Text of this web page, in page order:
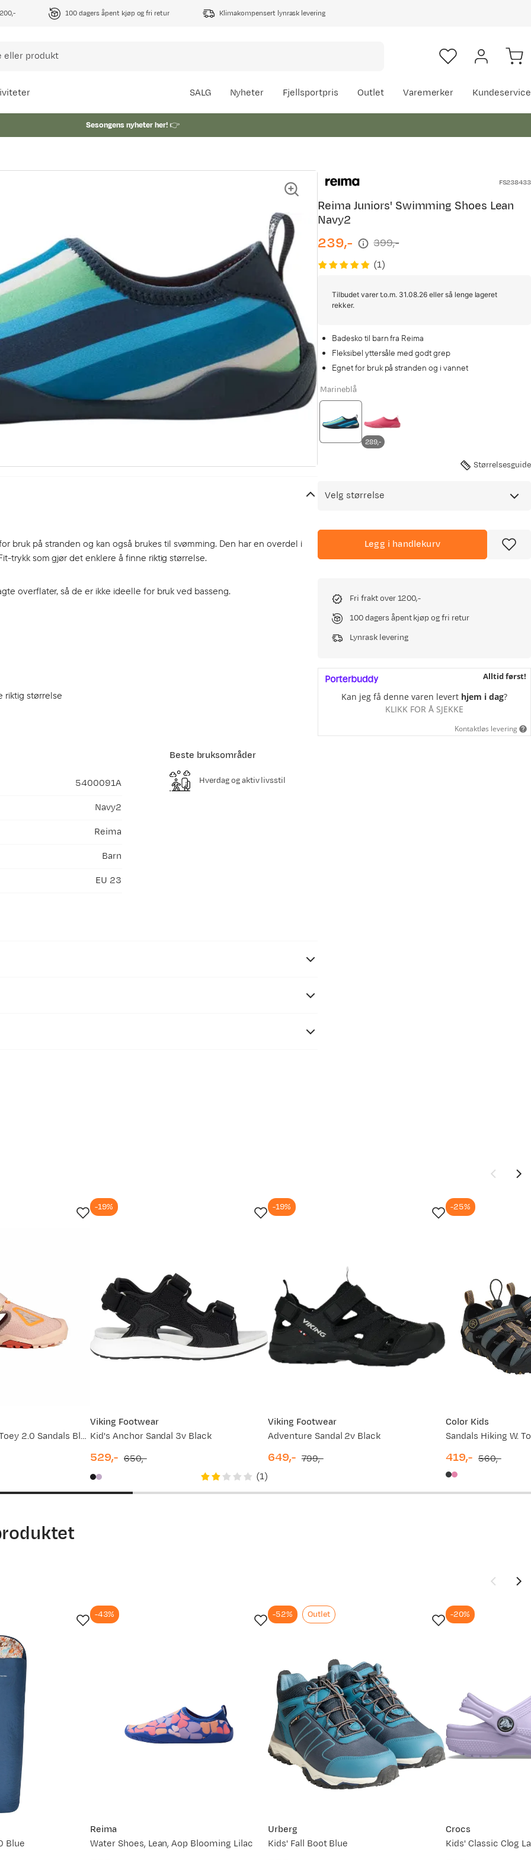
100 dagers åpent kjøp og fri retur Klimakompensert lynrask levering
SALG Nyheter Fjellsportpris Outlet Varemerker Kundeservice
Sesongens nyheter her!👉
bruk på stranden og kan også brukes til svømming. Den har en overdel i
trykk som gjør det enklere å finne riktig størrelse.
overflater, så de er ikke ideelle for bruk ved basseng.
riktig størrelse
5400091A
Navy2
Reima
Barn
EU 23
Beste bruksområder
Hverdag og aktiv livsstil
Det er alltid greit med litt hjelp. For mer detaljert info om hvordan
størrelse
Ny pris
239,-
399,-
229,-
229,-
FS238433
Reima Juniors' Swimming Shoes Lean
Navy2
discounted
price
239,-
original
price
399,-
(1)
Tilbudet varer t.o.m. 31.08.26 eller så lenge lageret
rekker.
Badesko til barn fra Reima
Fleksibel yttersåle med godt grep
Egnet for bruk på stranden og i vannet
Marineblå
289,-
Størrelsesguide
Velg størrelse
Legg i handlekurv
Fri frakt over 1200,-
100 dagers åpent kjøp og fri retur
Lynrask levering
Alltid først!
Kan jeg få denne varen levert hjem i dag?
KLIKK FOR Å SJEKKE
Kontaktløs levering
Kids' Terrex Captain Toey 2.0 Sandals Blupnk/puta/icta
Viking Footwear
Kid's Anchor Sandal 3v Black
-19%
price
529,-
price
650,-
(1)
Viking Footwear
Adventure Sandal 2v Black
-19%
649,- 799,-
Color Kids
Sandals Hiking W.
-25%
discounted
419,-
original
560,-
Blue
Reima
Water Shoes, Lean, Aop Blooming Lilac
-43%
Urberg
Kids' Fall Boot Blue
-52% Outlet
Crocs
Kids' Classic Clog
-20%